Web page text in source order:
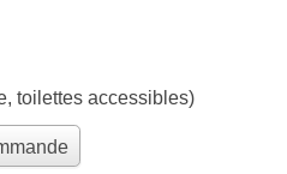
toilettes accessibles)